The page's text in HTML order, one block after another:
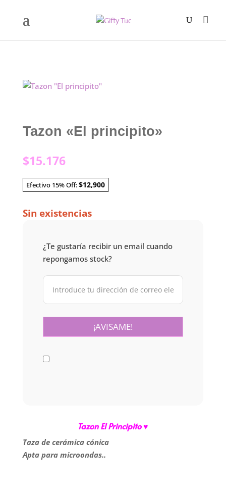
Tazon «El principito»
$15.176
Efectivo 15% Off:$12,900
Sin existencias
¿Te gustaría recibir un email cuando
repongamos stock?
Tazon El Principito ♥
Taza de cerámica cónica
Apta para microondas..